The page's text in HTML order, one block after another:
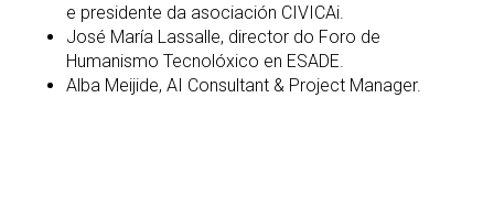
e presidente da asociación CIVICAi.
José María Lassalle, director do Foro de
Humanismo Tecnolóxico en ESADE.
Alba Meijide, AI Consultant & Project Manager.